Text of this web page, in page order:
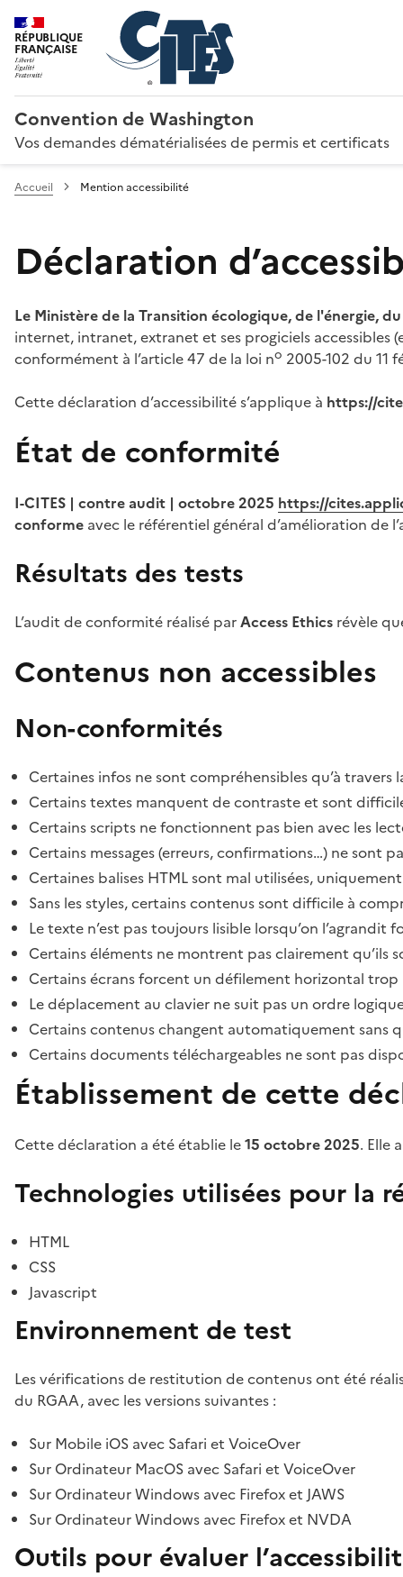
RÉPUBLIQUE
FRANÇAISE
Convention de Washington
Vos demandes dématérialisées de permis et certificats
Accueil Mention accessibilité
Déclaration
Le Ministère de la Transition écologique, de l'énergie,
internet, intranet, extranet et ses progiciels
conformément à l’article 47 de la loi no 2005-102 du 11
Cette déclaration d’accessibilité s’applique à https://
État de conformité
I-CITES | contre audit | octobre 2025 https://
conforme avec le référentiel général d’amélioration de
Résultats des tests
L’audit de conformité réalisé parAccess Ethics révèle
Contenus non accessibles
Non-conformités
Certaines infos ne sont compréhensibles qu’à travers
Certains textes manquent de contraste et sont
Certains scripts ne fonctionnent pas bien avec les
Certains messages (erreurs, confirmations…) ne sont
Certaines balises HTML sont mal utilisées,
Sans les styles, certains contenus sont difficile à
Le texte n’est pas toujours lisible lorsqu’on l’agrandit
Certains éléments ne montrent pas clairement qu’ils
Certains écrans forcent un défilement horizontal
Le déplacement au clavier ne suit pas un ordre
Certains contenus changent automatiquement sans
Certains documents téléchargeables ne sont pas
Établissement de cette
Cette déclaration a été établie le15 octobre 2025. Elle
Technologies utilisées pour la
HTML
CSS
Javascript
Environnement de test
Les vérifications de restitution de contenus ont été
du RGAA, avec les versions suivantes :
Sur Mobile iOS avec Safari et VoiceOver
Sur Ordinateur MacOS avec Safari et VoiceOver
Sur Ordinateur Windows avec Firefox et JAWS
Sur Ordinateur Windows avec Firefox et NVDA
Outils pour évaluer